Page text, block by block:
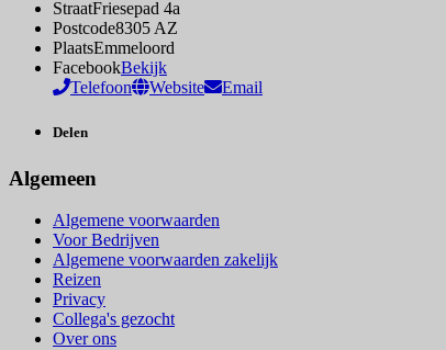
StraatFriesepad 4a
Postcode8305 AZ
PlaatsEmmeloord
FacebookBekijk
Telefoon
Website Email
Delen
Algemeen
Algemene voorwaarden
Voor Bedrijven
Algemene voorwaarden zakelijk
Reizen
Privacy
Collega's gezocht
Over ons